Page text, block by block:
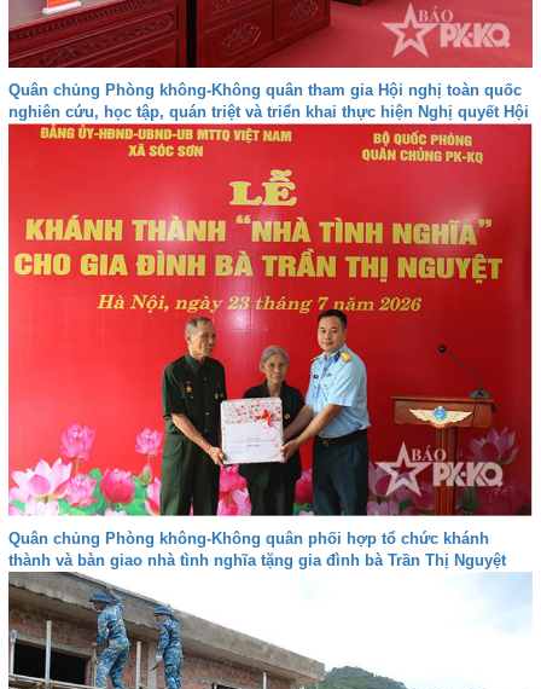
Quân chủng Phòng không-Không quân tham gia Hội nghị toàn quốc
nghiên cứu, học tập, quán triệt và triển khai thực hiện Nghị quyết Hội
nghị lần thứ ba Ban Chấp hành Trung ương Đảng khóa XIV
Quân chủng Phòng không-Không quân phối hợp tổ chức khánh
thành và bàn giao nhà tình nghĩa tặng gia đình bà Trần Thị Nguyệt